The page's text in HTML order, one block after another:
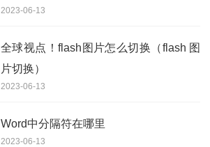
2023-06-13
全球视点！flash图片怎么切换（flash 图
片切换）
2023-06-13
Word中分隔符在哪里
2023-06-13